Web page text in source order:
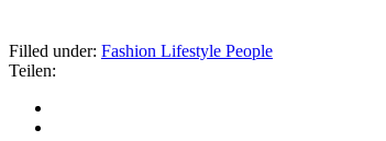
Filled under: Fashion Lifestyle People
Teilen: